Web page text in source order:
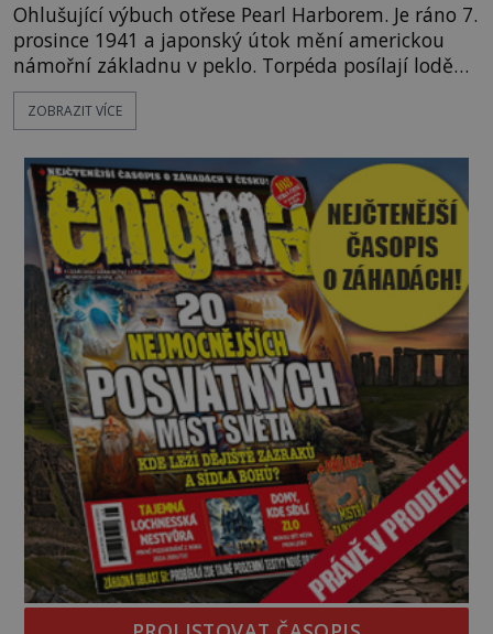
Ohlušující výbuch otřese Pearl Harborem. Je ráno 7.
prosince 1941 a japonský útok mění americkou
námořní základnu v peklo. Torpéda posílají lodě
ke dnu, hladinu pokrývá hořící nafta a začíná
jeden z nejosudovějších dnů 20. století. Všude
zahaluje kouř. Japonští letci se mohou radovat.
Svého nepřítele nachyt
ZOBRAZIT VÍCE